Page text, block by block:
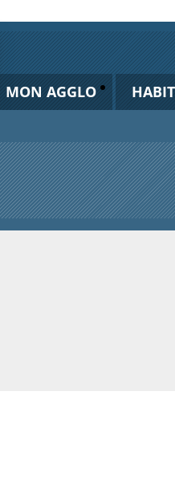
MON AGGLO